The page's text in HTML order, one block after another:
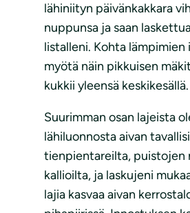
lähiniityn päivänkakkara
nuppunsa ja saan
listalleni. Kohta lämpimien
myötä näin pikkuisen
kukkii yleensä keskikesällä.
Suurimman osan lajeista
lähiluonnosta aivan
tienpientareilta, puistojen
kallioilta, ja laskujeni
lajia kasvaa aivan